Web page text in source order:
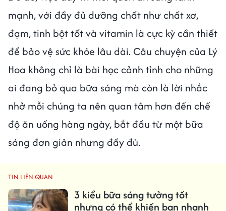
mạnh, với đầy đủ dưỡng chất như chất xơ,
đạm, tinh bột tốt và vitamin là cực kỳ cần thiết
để bảo vệ sức khỏe lâu dài. Câu chuyện của Lý
Hoa không chỉ là bài học cảnh tỉnh cho những
ai đang bỏ qua bữa sáng mà còn là lời nhắc
nhở mỗi chúng ta nên quan tâm hơn đến chế
độ ăn uống hàng ngày, bắt đầu từ một bữa
sáng đơn giản nhưng đầy đủ.
TIN LIÊN QUAN
3 kiểu bữa sáng tưởng tốt
nhưng có thể khiến bạn nhanh